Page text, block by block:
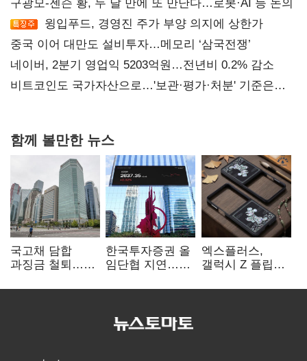
구광모-젠슨 황, 두 달 만에 또 만난다…로봇·AI 등 논의
윙입푸드, 경영진 주가 부양 의지에 상한가
중국 이어 대만도 설비투자…메모리 ‘삼국전쟁’
네이버, 2분기 영업익 5203억원…전년비 0.2% 감소
비트코인도 국가자산으로…'보관·평가·처분' 기준은
함께 볼만한 뉴스
국고채 담합
과징금 철퇴…
폭탄' 우려
한국투자증권 올
임단협 지연…
엑스플러스,
갤럭시 Z 플립8·
액세서리 출시